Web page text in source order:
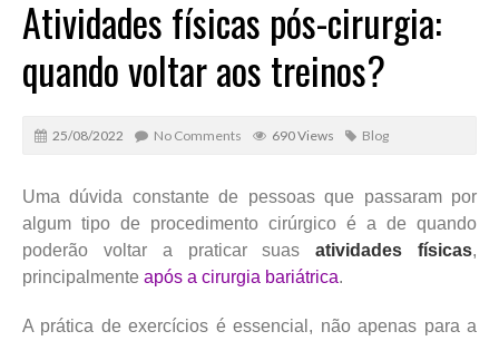
Atividades físicas pós-cirurgia:
quando voltar aos treinos?
25/08/2022 No Comments 690 Views Blog
Uma dúvida constante de pessoas que passaram por
algum tipo de procedimento cirúrgico é a de quando
poderão voltar a praticar suasatividades físicas,
principalmente após a cirurgia bariátrica.
A prática de exercícios é essencial, não apenas para a